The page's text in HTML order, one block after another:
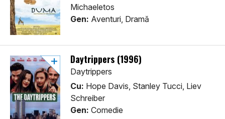
Michaeletos
Gen: Aventuri, Dramă
Daytrippers (1996)
Daytrippers
Cu: Hope Davis, Stanley Tucci, Liev
Schreiber
Gen: Comedie